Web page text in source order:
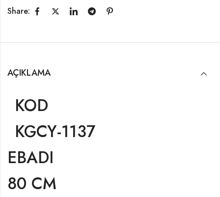
Share:
AÇIKLAMA
KOD
KGCY-1137
EBADI
80 CM